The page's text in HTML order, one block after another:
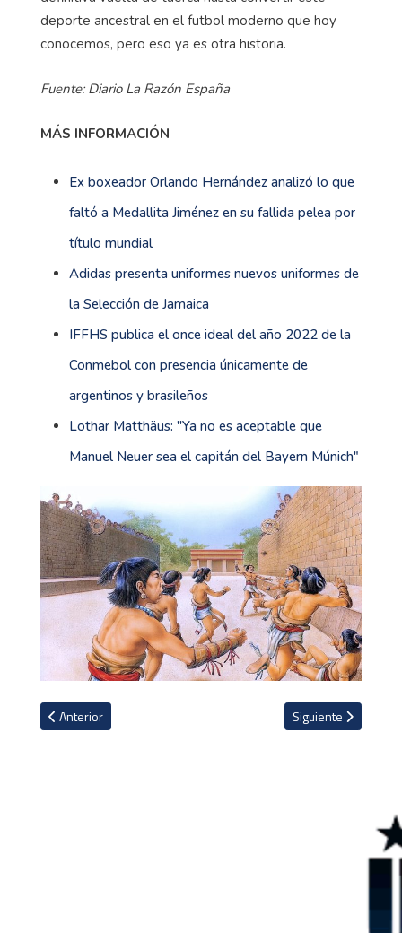
deporte ancestral en el futbol moderno que hoy
conocemos, pero eso ya es otra historia.
Fuente: Diario La Razón España
MÁS INFORMACIÓN
Ex boxeador Orlando Hernández analizó lo que
faltó a Medallita Jiménez en su fallida pelea por
título mundial
Adidas presenta uniformes nuevos uniformes de
la Selección de Jamaica
IFFHS publica el once ideal del año 2022 de la
Conmebol con presencia únicamente de
argentinos y brasileños
Lothar Matthäus: ''Ya no es aceptable que
Manuel Neuer sea el capitán del Bayern Múnich"
Artículo anterior: Leeds United destituye al estadounidense
Anterior Artículo siguiente:
Siguiente